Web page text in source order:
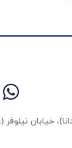
نیلوفر (عشقیار)،